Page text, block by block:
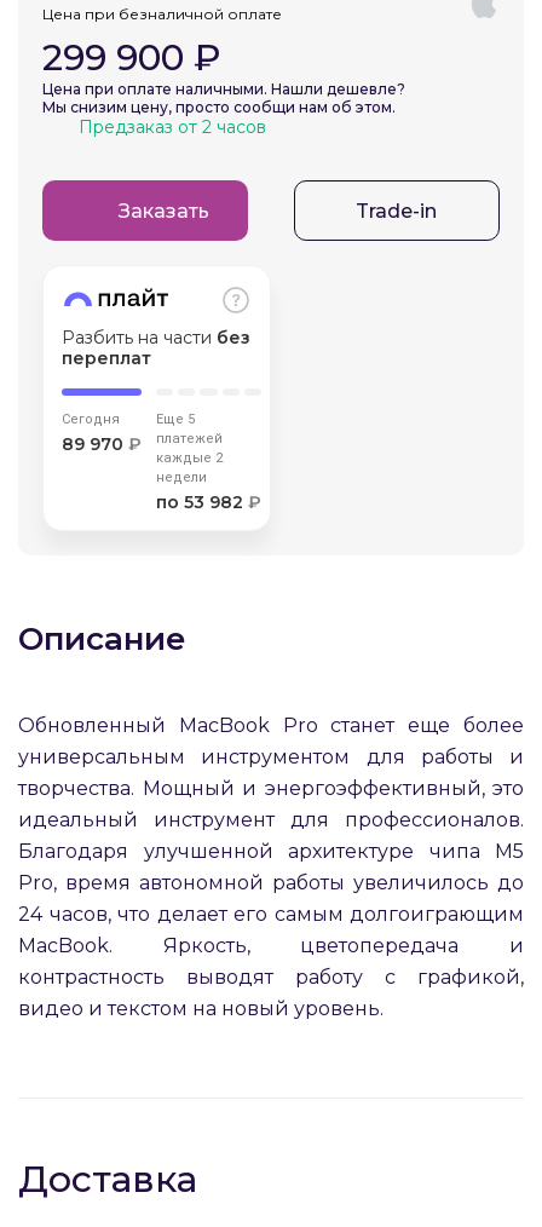
Цена при безналичной оплате
299 900 ₽
Цена при оплате наличными. Нашли дешевле?
Мы снизим цену, просто сообщи нам об этом.
Предзаказ от 2 часов
Заказать Trade-in
Разбить на части без
переплат
Сегодня
89 970 ₽
Еще 5
платежей
каждые 2
недели
по 53 982 ₽
Описание
Обновленный MacBook Pro станет еще более
универсальным инструментом для работы и
творчества. Мощный и энергоэффективный, это
идеальный инструмент для профессионалов.
Благодаря улучшенной архитектуре чипа M5
Pro, время автономной работы увеличилось до
24 часов, что делает его самым долгоиграющим
MacBook. Яркость, цветопередача и
контрастность выводят работу с графикой,
видео и текстом на новый уровень.
Доставка
об оплате Плайтом
раз в 2
недели
раз в 2 недели
8 800 302-02-51